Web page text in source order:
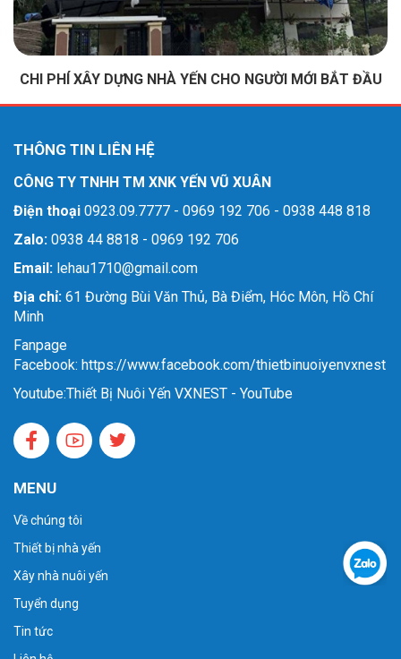
CHI PHÍ XÂY DỰNG NHÀ YẾN CHO NGƯỜI MỚI BẮT ĐẦU
THÔNG TIN LIÊN HỆ
CÔNG TY TNHH TM XNK YẾN VŨ XUÂN
Điện thoại 0923.09.7777 - 0969 192 706 - 0938 448 818
Zalo: 0938 44 8818 - 0969 192 706
Email: lehau1710@gmail.com
Địa chỉ: 61 Đường Bùi Văn Thủ, Bà Điểm, Hóc Môn, Hồ Chí
Minh
Fanpage
Facebook: https://www.facebook.com/thietbinuoiyenvxnest
Youtube:Thiết Bị Nuôi Yến VXNEST - YouTube
MENU
Về chúng tôi
Thiết bị nhà yến
Xây nhà nuôi yến
Tuyển dụng
Tin tức